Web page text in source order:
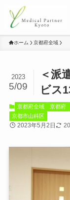
ホーム 京都府全域
＜派
ビス
2023
5/09
京都府全域 京都府
京都市山科区
2023年5月2日